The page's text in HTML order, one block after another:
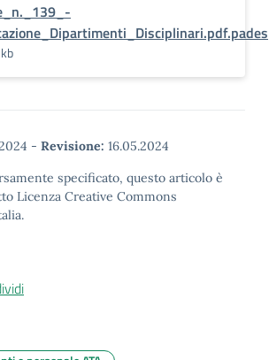
- Revisione: 16.05.2024
specificato, questo articolo è
Licenza Creative Commons